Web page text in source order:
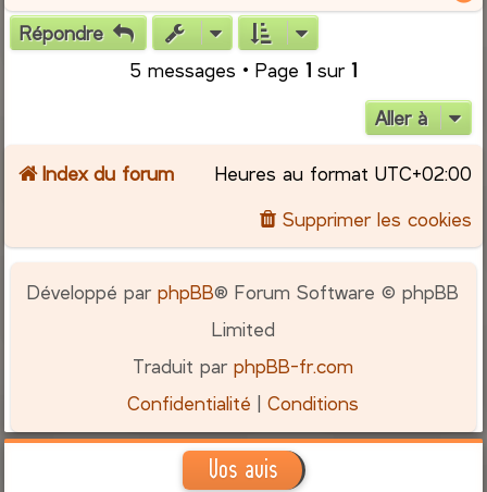
e
Répondre
5 messages • Page 1 sur 1
Aller à
Index du forum Heures au format UTC+02:00
Supprimer les cookies
Développé parphpBB® Forum Software © phpBB
Limited
Traduit parphpBB-fr.com
Confidentialité |Conditions
Vos avis